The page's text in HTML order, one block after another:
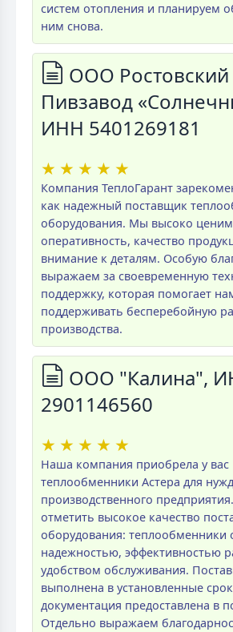
систем отопления и планируем
ним снова.
ООО Ростовский
Пивзавод
ИНН 5401269181
★ ★ ★ ★ ★
Компания ТеплоГарант
как надежный поставщик
оборудования. Мы высоко
оперативность, качество
внимание к деталям. Особую
выражаем за своевременную
поддержку, которая помогает
поддерживать бесперебойную
производства.
ООО "Калина",
2901146560
★ ★ ★ ★ ★
Наша компания приобрела у вас
теплообменники Астера для нужд
производственного
отметить высокое качество
оборудования: теплообменники
надежностью, эффективностью
удобством обслуживания.
выполнена в установленные
документация предоставлена в
Отдельно выражаем